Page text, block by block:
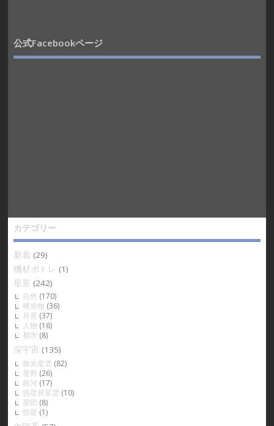
公式Facebookページ
カテゴリー
新着 (29)
機材ポトレ (1)
星景 (242)
自然 (170)
構造物 (36)
月景 (37)
人物 (16)
都市 (8)
深宇宙 (135)
散光星雲 (82)
星野 (26)
銀河 (17)
惑星状星雲 (10)
星団 (8)
恒星 (1)